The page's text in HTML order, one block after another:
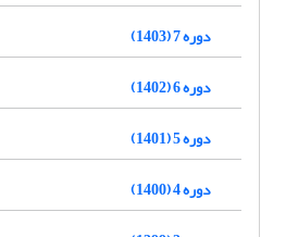
دوره 7 (1403)
دوره 6 (1402)
دوره 5 (1401)
دوره 4 (1400)